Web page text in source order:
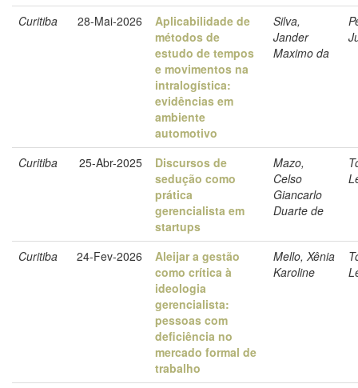
Curitiba 28-Mai-2026
Aplicabilidade de
métodos de
estudo de tempos
e movimentos na
intralogística:
evidências em
ambiente
automotivo
Silva,
Jander
Maximo da
Curitiba 25-Abr-2025
Discursos de
sedução como
prática
gerencialista em
startups
Mazo,
Celso
Giancarlo
Duarte de
Curitiba 24-Fev-2026
Aleijar a gestão
como crítica à
ideologia
gerencialista:
pessoas com
deficiência no
mercado formal de
trabalho
Mello, Xênia
Karoline